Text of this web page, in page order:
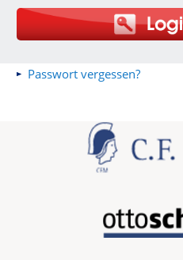
Passwort vergessen?